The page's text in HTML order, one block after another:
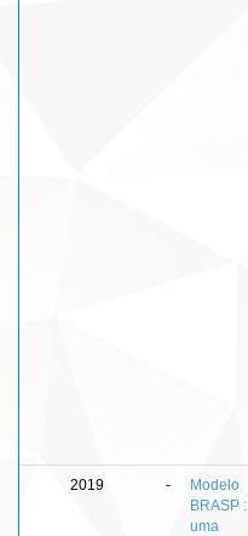
2019 -
Modelo
BRASP :
uma